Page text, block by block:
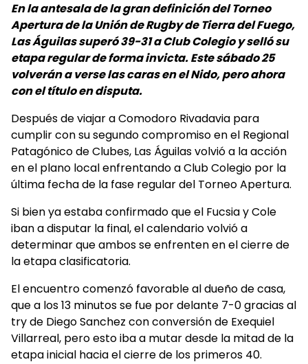
En la antesala de la gran definición del Torneo
Apertura de la Unión de Rugby de Tierra del Fuego,
Las Águilas superó 39-31 a Club Colegio y selló su
etapa regular de forma invicta. Este sábado 25
volverán a verse las caras en el Nido, pero ahora
con el título en disputa.
Después de viajar a Comodoro Rivadavia para
cumplir con su segundo compromiso en el Regional
Patagónico de Clubes, Las Águilas volvió a la acción
en el plano local enfrentando a Club Colegio por la
última fecha de la fase regular del Torneo Apertura.
Si bien ya estaba confirmado que el Fucsia y Cole
iban a disputar la final, el calendario volvió a
determinar que ambos se enfrenten en el cierre de
la etapa clasificatoria.
El encuentro comenzó favorable al dueño de casa,
que a los 13 minutos se fue por delante 7-0 gracias al
try de Diego Sanchez con conversión de Exequiel
Villarreal, pero esto iba a mutar desde la mitad de la
etapa inicial hacia el cierre de los primeros 40.